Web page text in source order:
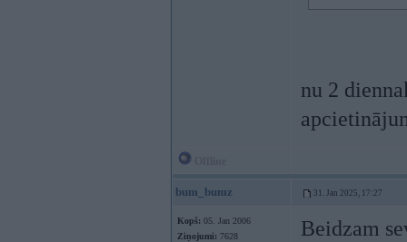
nu 2
bum_bumz 31. Jan 2025, 17:27
Kopš: 05. Jan 2006
Ziņojumi: 7628
Beidzam